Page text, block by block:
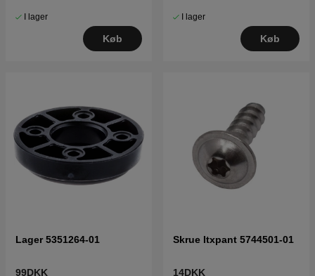
I lager
Køb
I lager
Køb
Lager 5351264-01
99DKK
Skrue Itxpant 5744501-01
14DKK